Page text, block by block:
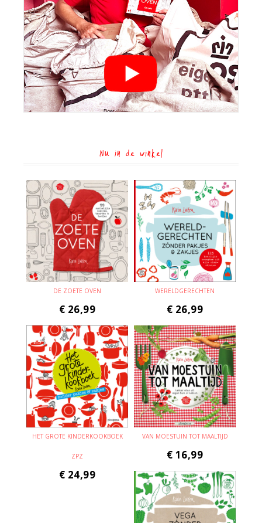
Nu in de winkel
DE ZOETE OVEN
€ 26,99
WERELDGERECHTEN
€ 26,99
HET GROTE KINDERKOOKBOEK
ZPZ
€ 24,99
VAN MOESTUIN TOT MAALTIJD
€ 16,99